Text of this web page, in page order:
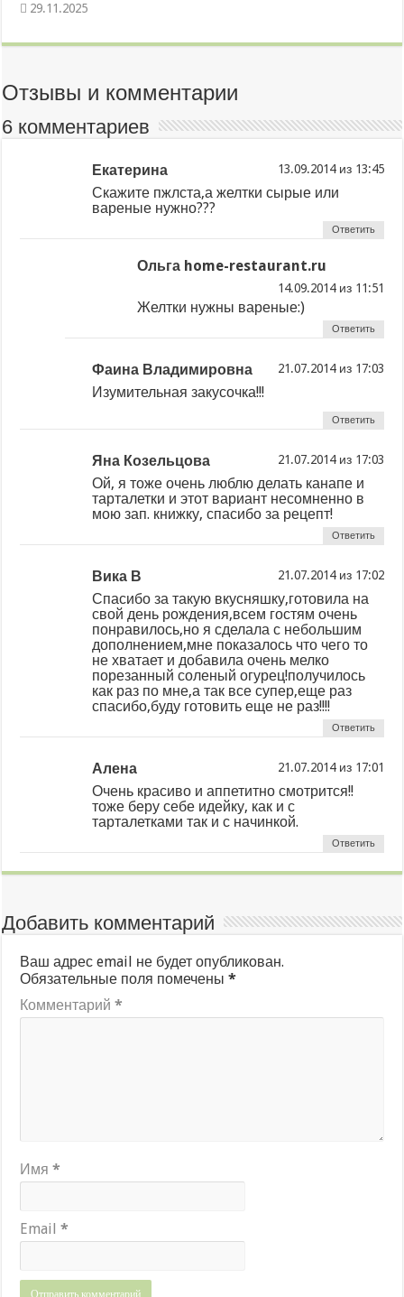
29.11.2025
Отзывы и комментарии
6 комментариев
Екатерина из
Скажите пжлста,а желтки сырые или
вареные нужно???
Ответить
Ольга home-restaurant.ru
из
Желтки нужны вареные:)
Ответить
Фаина Владимировна из
Изумительная закусочка!!!
Ответить
Яна Козельцова из
Ой, я тоже очень люблю делать канапе и
тарталетки и этот вариант несомненно в
мою зап. книжку, спасибо за рецепт!
Ответить
Вика В из
Спасибо за такую вкусняшку,готовила на
свой день рождения,всем гостям очень
понравилось,но я сделала с небольшим
дополнением,мне показалось что чего то
не хватает и добавила очень мелко
порезанный соленый огурец!получилось
как раз по мне,а так все супер,еще раз
спасибо,буду готовить еще не раз!!!!
Ответить
Алена из
Очень красиво и аппетитно смотрится!!
тоже беру себе идейку, как и с
тарталетками так и с начинкой.
Ответить
Добавить комментарий
Ваш адрес email не будет опубликован.
Обязательные поля помечены*
Комментарий*
Имя*
Email*